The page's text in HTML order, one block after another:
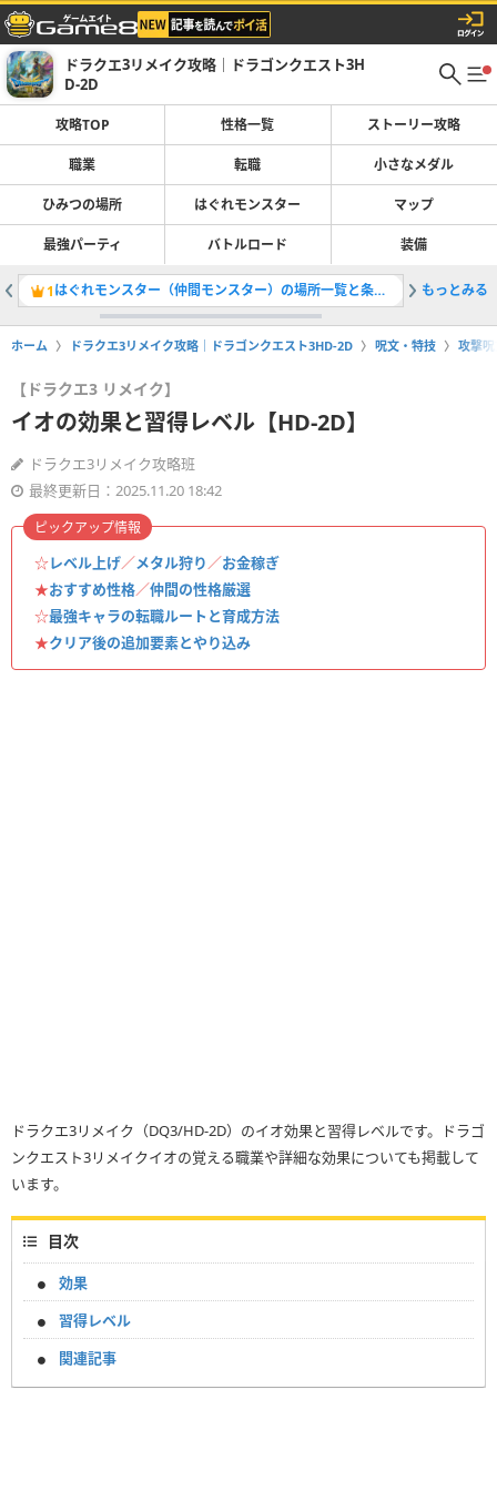
ドラクエ3リメイク攻略｜ドラゴンクエスト3H
D-2D
攻略TOP 性格一覧 ストーリー攻略
職業 転職 小さなメダル
ひみつの場所 はぐれモンスター マップ
最強パーティ バトルロード 装備
1 はぐれモンスター（仲間モンスター）の場所一覧と条件・全121体掲載 2小さな
もっとみる
ホーム ドラクエ3リメイク攻略｜ドラゴンクエスト3HD-2D 呪文・特技 攻撃
【ドラクエ3 リメイク】
イオの効果と習得レベル【HD-2D】
ドラクエ3リメイク攻略班
最終更新日：2025.11.20 18:42
☆レベル上げ／メタル狩り／お金稼ぎ
★おすすめ性格／仲間の性格厳選
☆最強キャラの転職ルートと育成方法
★クリア後の追加要素とやり込み
ピックアップ情報
ドラクエ3リメイク（DQ3/HD-2D）のイオ効果と習得レベルです。ドラゴ
ンクエスト3リメイクイオの覚える職業や詳細な効果についても掲載して
います。
目次
効果
習得レベル
関連記事